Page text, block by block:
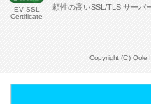
EV SSL
Certificate
頼性の高いSSL/TLS サーバ
Copyright (C) Qole